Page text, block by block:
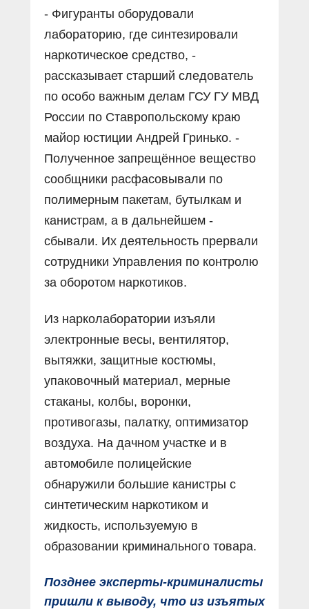
- Фигуранты оборудовали
лабораторию, где синтезировали
наркотическое средство, -
рассказывает старший следователь
по особо важным делам ГСУ ГУ МВД
России по Ставропольскому краю
майор юстиции Андрей Гринько. -
Полученное запрещённое вещество
сообщники расфасовывали по
полимерным пакетам, бутылкам и
канистрам, а в дальнейшем -
сбывали. Их деятельность прервали
сотрудники Управления по контролю
за оборотом наркотиков.
Из нарколаборатории изъяли
электронные весы, вентилятор,
вытяжки, защитные костюмы,
упаковочный материал, мерные
стаканы, колбы, воронки,
противогазы, палатку, оптимизатор
воздуха. На дачном участке и в
автомобиле полицейские
обнаружили большие канистры с
синтетическим наркотиком и
жидкость, используемую в
образовании криминального товара.
Позднее эксперты-криминалисты
пришли к выводу, что из изъятых